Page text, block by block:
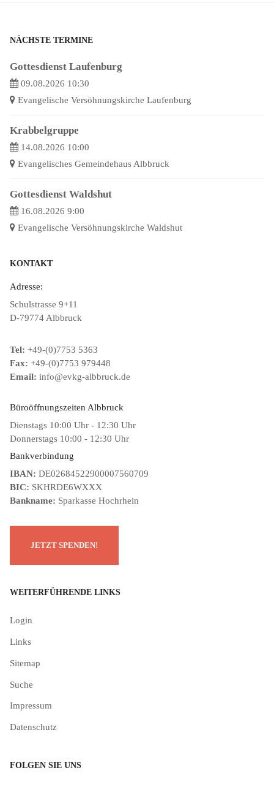
NÄCHSTE TERMINE
Gottesdienst Laufenburg
09.08.2026 10:30
Evangelische Versöhnungskirche Laufenburg
Krabbelgruppe
14.08.2026 10:00
Evangelisches Gemeindehaus Albbruck
Gottesdienst Waldshut
16.08.2026 9:00
Evangelische Versöhnungskirche Waldshut
KONTAKT
Adresse:
Schulstrasse 9+11
D-79774 Albbruck
Tel: +49-(0)7753 5363
Fax: +49-(0)7753 979448
Email: info@evkg-albbruck.de
Büroöffnungszeiten Albbruck
Dienstags 10:00 Uhr - 12:30 Uhr
Donnerstags 10:00 - 12:30 Uhr
Bankverbindung
IBAN: DE02684522900007560709
BIC: SKHRDE6WXXX
Bankname: Sparkasse Hochrhein
WEITERFÜHRENDE LINKS
Login
Links
Sitemap
Suche
Impressum
Datenschutz
FOLGEN SIE UNS